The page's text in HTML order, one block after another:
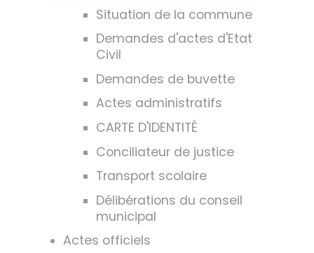
Situation de la commune
Demandes d'actes d'Etat
Civil
Demandes de buvette
Actes administratifs
CARTE D'IDENTITÉ
Conciliateur de justice
Transport scolaire
Délibérations du conseil
municipal
Actes officiels